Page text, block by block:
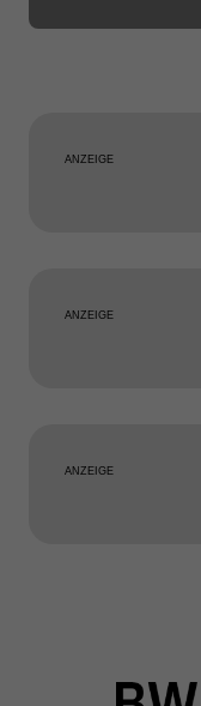
ANZEIGE
ANZEIGE
ANZEIGE